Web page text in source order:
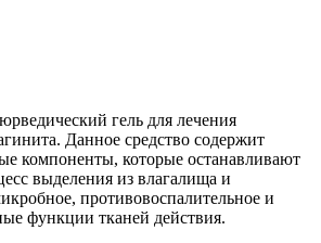
гель для лечения
Данное средство содержит
компоненты, которые останавливают
выделения из влагалища и
противовоспалительное и
функции тканей действия.